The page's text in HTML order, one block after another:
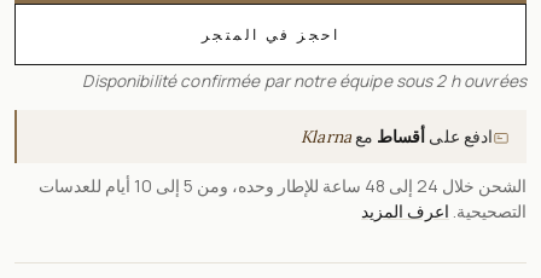
احجز في المتجر
Disponibilité confirmée par notre équipe sous 2 h ouvrées
ادفع على أقساط معKlarna
الشحن خلال 24 إلى 48 ساعة للإطار وحده، ومن 5 إلى 10 أيام للعدسات
التصحيحية. اعرف المزيد